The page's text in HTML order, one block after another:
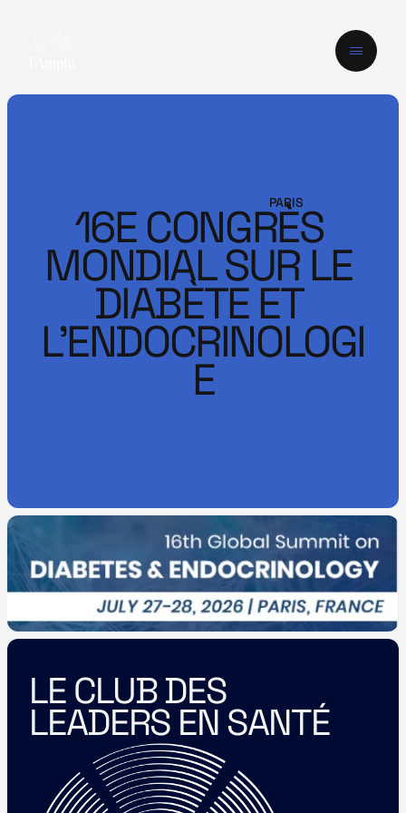
PARIS
16E CONGRÈS
MONDIAL SUR LE
DIABÈTE ET
L'ENDOCRINOLOGI
E
LE CLUB DES
LEADERS EN SANTÉ